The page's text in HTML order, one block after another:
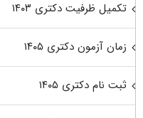
تکمیل ظرفیت دکتری ۱۴۰۳
زمان آزمون دکتری ۱۴۰۵
ثبت نام دکتری ۱۴۰۵